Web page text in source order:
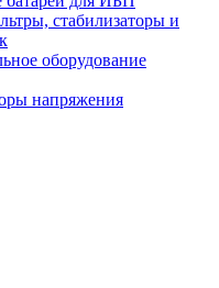
стабилизаторы и
оборудование
напряжения